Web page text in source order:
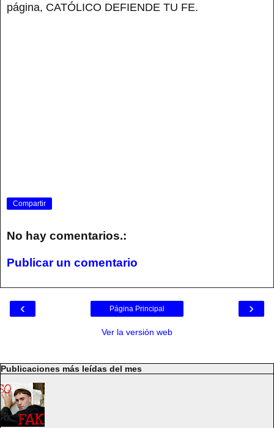
página, CATÓLICO DEFIENDE TU FE.
Compartir
No hay comentarios.:
Publicar un comentario
‹ ›
Página Principal
Ver la versión web
Publicaciones más leídas del mes